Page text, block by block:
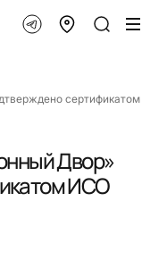
сертификатом
Двор»
ИСО